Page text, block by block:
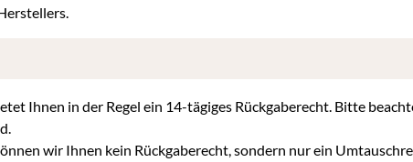
Ihnen in der Regel ein 14-tägiges Rückgaberecht. Bitte
wir Ihnen kein Rückgaberecht, sondern nur ein